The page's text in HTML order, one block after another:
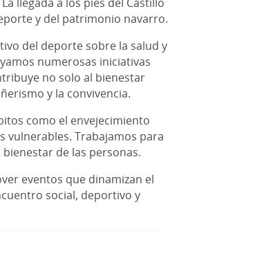
y del patrimonio navarro.
del deporte sobre la salud y
numerosas iniciativas
no solo al bienestar
y la convivencia.
como el envejecimiento
vulnerables. Trabajamos para
de las personas.
eventos que dinamizan el
social, deportivo y